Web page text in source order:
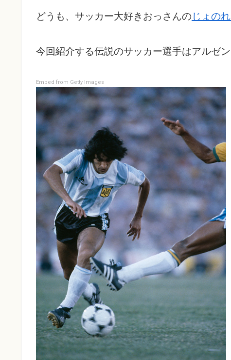
どうも、サッカー大好きおっさんの じょの
今回紹介する伝説のサッカー選手はアルゼ
Embed from Getty Images